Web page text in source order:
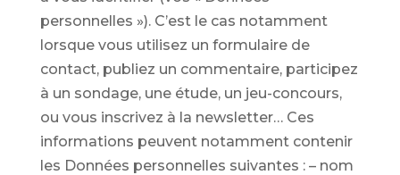
personnelles »). C’est le cas notamment
lorsque vous utilisez un formulaire de
contact, publiez un commentaire, participez
à un sondage, une étude, un jeu-concours,
ou vous inscrivez à la newsletter… Ces
informations peuvent notamment contenir
les Données personnelles suivantes : – nom